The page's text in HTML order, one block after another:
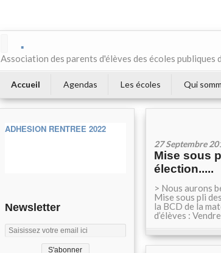
.
Association des parents d'élèves des écoles
Accueil Agendas Les écoles Qui
ADHESION RENTREE 2022
Newsletter
27 Septembre
Mise sous
élection.....
> Nous aurons
Mise sous pli
la BCD de la
d’élèves :